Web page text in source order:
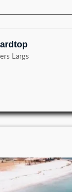
Largs